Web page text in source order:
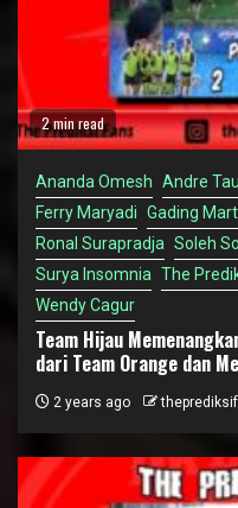
2 min read
Ananda Omesh Andre
Ferry Maryadi Gading
Ronal Surapradja Soleh
Surya Insomnia The
Wendy Cagur
Team Hijau
dari Team Orange dan
2 years ago